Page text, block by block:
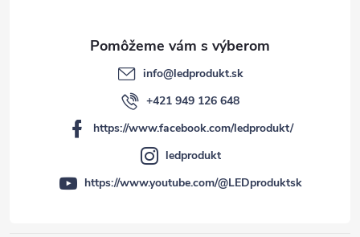
info@ledprodukt.sk
+421 949 126 648
https://www.facebook.com/ledprodukt/
ledprodukt
https://www.youtube.com/@LEDproduktsk